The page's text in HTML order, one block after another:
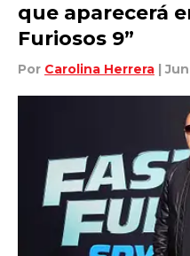
que aparecerá
Furiosos 9”
Por Carolina Herrera |